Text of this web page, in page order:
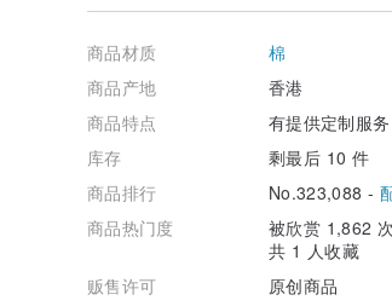
商品材质
棉
商品产地
香港
商品特点
有提供定制服务
库存
剩最后 10 件
商品排行
No.323,088 -
商品热门度
被欣赏 1,862 次
共 1 人收藏
贩售许可
原创商品